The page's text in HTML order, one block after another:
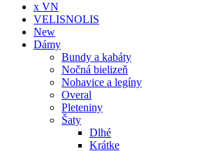
x VN
VELISNOLIS
New
Dámy
Bundy a kabáty
Nočná bielizeň
Nohavice a legíny
Overal
Pleteniny
Šaty
Dlhé
Krátke